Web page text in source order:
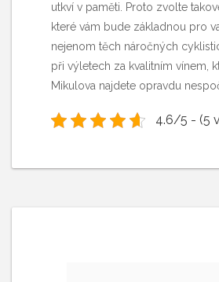
utkví v paměti. Proto zvolte
které vám bude základnou pro
nejenom těch náročných
při výletech za kvalitním vínem,
Mikulova najdete opravdu
4.6/5 - (5